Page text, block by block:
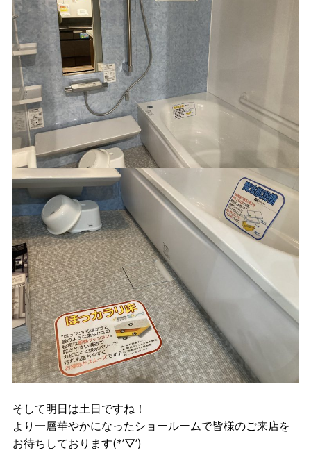
そして明日は土日ですね！
より一層華やかになったショールームで皆様のご来店を
お待ちしております(*’▽’)